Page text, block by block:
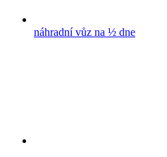
náhradní vůz na ½ dne